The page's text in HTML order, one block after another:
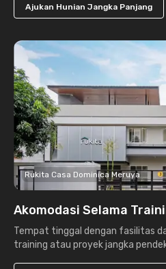
Ajukan Hunian Jangka Panjang
Rukita Casa Dominica Meruya
Akomodasi Selama
Tempat tinggal dengan fasilitas
training atau proyek jangka